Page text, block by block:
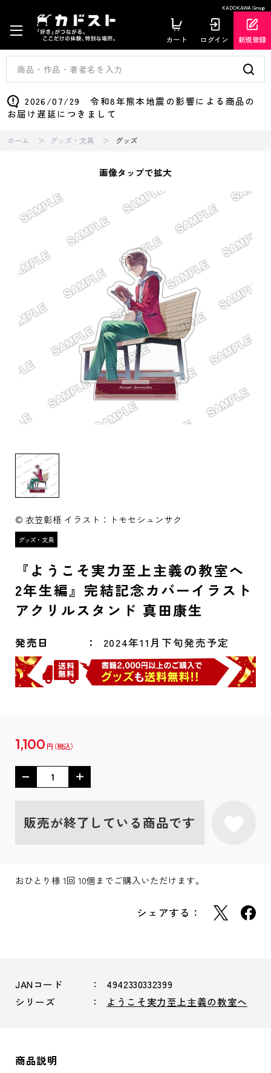
KADOKAWA Group
カート ログイン 新規登録
2026/07/29 令和8年熊本地震の影響による商品の
お届け遅延につきまして
ホーム グッズ・文具 グッズ
画像タップで拡大
© 衣笠彰梧 イラスト：トモセシュンサク
『ようこそ実力至上主義の教室へ
2年生編』完結記念カバーイラスト
アクリルスタンド 真田康生
発売日 2024年11月下旬発売予定
1,100 円
販売が終了している商品です
おひとり様 1回 10個までご購入いただけます。
シェアする：
JANコード
4942330332399
シリーズ
ようこそ実力至上主義の教室へ
商品説明